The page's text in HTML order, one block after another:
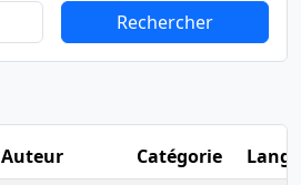
RechercherRechercher
Auteur Catégorie